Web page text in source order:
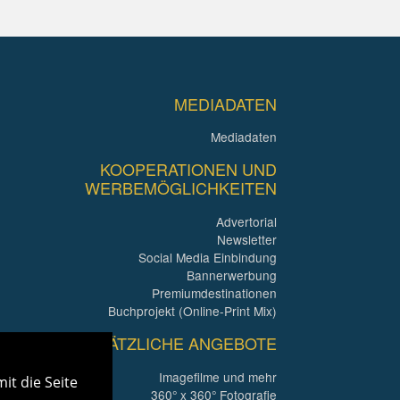
MEDIADATEN
Mediadaten
KOOPERATIONEN UND
WERBEMÖGLICHKEITEN
Advertorial
Newsletter
Social Media Einbindung
Bannerwerbung
Premiumdestinationen
Buchprojekt (Online-Print Mix)
ZUSÄTZLICHE ANGEBOTE
Imagefilme und mehr
360° x 360° Fotografie
die Seite